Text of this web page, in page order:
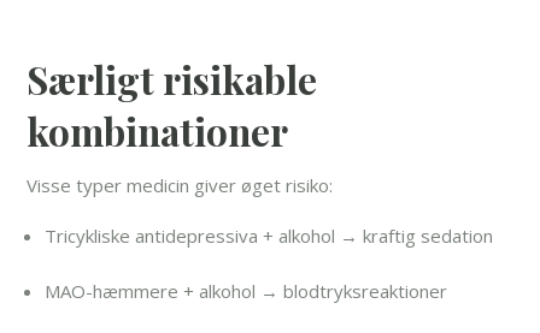
Særligt risikable
kombinationer
Visse typer medicin giver øget risiko:
Tricykliske antidepressiva + alkohol → kraftig sedation
MAO-hæmmere + alkohol → blodtryksreaktioner